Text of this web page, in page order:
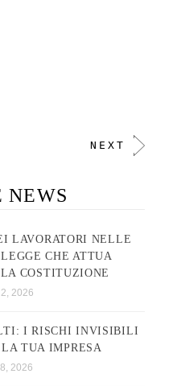
NEXT
NEWS
LAVORATORI NELLE
CHE ATTUA
COSTITUZIONE
2026
I RISCHI INVISIBILI
TUA IMPRESA
2026